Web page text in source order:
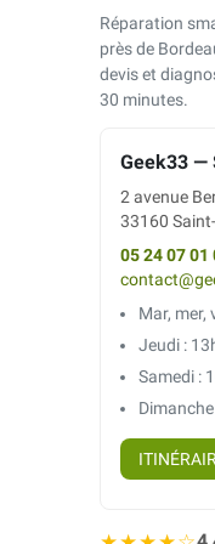
Réparation
près de
devis et
30 minutes.
Geek33 —
2 avenue
33160
05 24 07 01
Mar, mer,
Jeudi :
Samedi :